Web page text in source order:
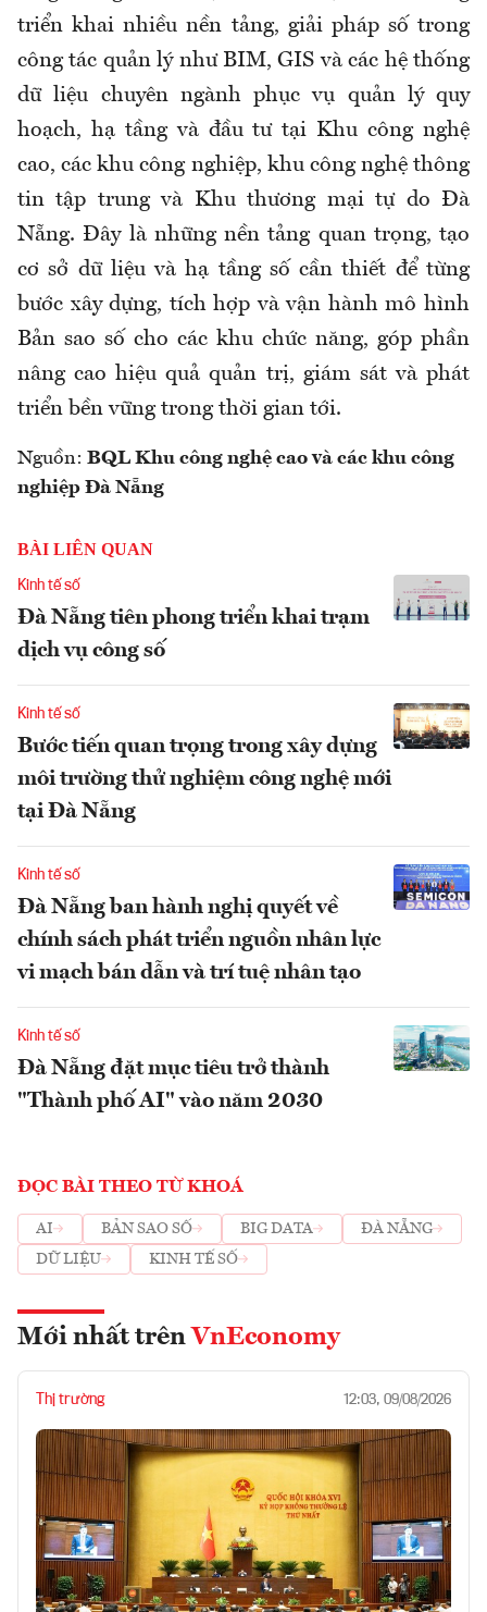
triển khai nhiều nền tảng, giải pháp số trong
công tác quản lý như BIM, GIS và các hệ thống
dữ liệu chuyên ngành phục vụ quản lý quy
hoạch, hạ tầng và đầu tư tại Khu công nghệ
cao, các khu công nghiệp, khu công nghệ thông
tin tập trung và Khu thương mại tự do Đà
Nẵng. Đây là những nền tảng quan trọng, tạo
cơ sở dữ liệu và hạ tầng số cần thiết để từng
bước xây dựng, tích hợp và vận hành mô hình
Bản sao số cho các khu chức năng, góp phần
nâng cao hiệu quả quản trị, giám sát và phát
triển bền vững trong thời gian tới.
Nguồn: BQL Khu công nghệ cao và các khu công
nghiệp Đà Nẵng
BÀI LIÊN QUAN
Kinh tế số
Đà Nẵng tiên phong triển khai trạm
dịch vụ công số
Kinh tế số
Bước tiến quan trọng trong xây dựng
môi trường thử nghiệm công nghệ mới
tại Đà Nẵng
Kinh tế số
Đà Nẵng ban hành nghị quyết về
chính sách phát triển nguồn nhân lực
vi mạch bán dẫn và trí tuệ nhân tạo
Kinh tế số
Đà Nẵng đặt mục tiêu trở thành
"Thành phố AI" vào năm 2030
ĐỌC BÀI THEO TỪ KHOÁ
AI BẢN SAO SỐ BIG DATA
ĐÀ NẴNG
DỮ LIỆU
KINH TẾ SỐ
Mới nhất trên VnEconomy
Thị trường 12:03, 09/08/2026